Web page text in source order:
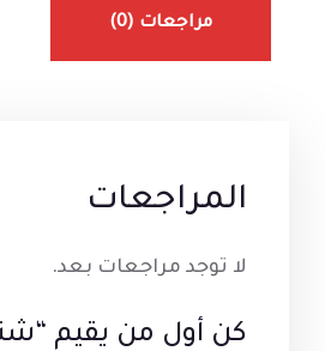
مراجعات (0)
المراجعات
لا توجد مراجعات بعد.
كن أول من يقيم